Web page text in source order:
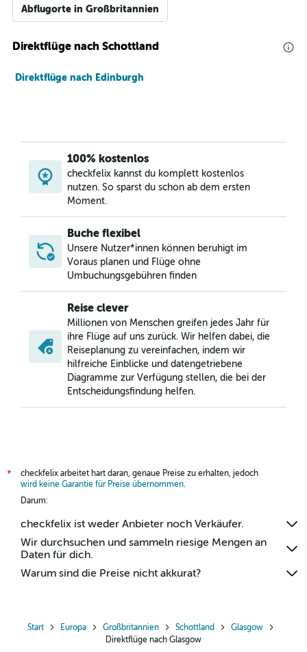
Abflugorte in Großbritannien
Direktflüge nach Schottland
Direktflüge nach Edinburgh
100% kostenlos
checkfelix kannst du komplett kostenlos
nutzen. So sparst du schon ab dem ersten
Moment.
Buche flexibel
Unsere Nutzer*innen können beruhigt im
Voraus planen und Flüge ohne
Umbuchungsgebühren finden
Reise clever
Millionen von Menschen greifen jedes Jahr für
ihre Flüge auf uns zurück. Wir helfen dabei, die
Reiseplanung zu vereinfachen, indem wir
hilfreiche Einblicke und datengetriebene
Diagramme zur Verfügung stellen, die bei der
Entscheidungsfindung helfen.
*
checkfelix arbeitet hart daran, genaue Preise zu erhalten, jedoch
wird keine Garantie für Preise übernommen.
Darum:
checkfelix ist weder Anbieter noch Verkäufer.
Wir durchsuchen und sammeln riesige Mengen an
Daten für dich.
Warum sind die Preise nicht akkurat?
Start Europa Großbritannien Schottland
Glasgow
Direktflüge nach Glasgow